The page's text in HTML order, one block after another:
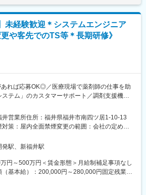
に部材品質異常の未然防止に努めるとともに、
影響最少化の方策を社内外関係者と協議し、
向付けを行う。 また、パートナー企業の経営
供給、災害・地政学等のリスクをアセスメン
構築する。
生産活動の安定化と収支改善に向けた部材の入
請法（取適法）を始めとした各種法令・CSR
それらを率先垂範する。
高度化：購買及び購買管理のオペレーション
課題抽出と改善施策を検討し、ITツール等を活
びに最適な仕組み/プロセスを構築/導入する。
）改善のため、社内外の先進的な取組みも参考
を講じる。
未経験歓迎＊システムエンジニア
や客先でのTS等＊長期研修》
あれば応募OK◎／医療現場で薬剤師の仕事を助
ステム」のカスタマーサポート／調剤支援機
販売している大型IoT製品や薬剤システムの運
ステムエンジニア職となっております。未経験
る事に加えて、メーカー直雇用という貴重な
ます。IT領域へキャリアチェンジされたい方歓
井営業所住所：福井県福井市南四ツ居1-10-13
策：屋内全面禁煙変更の範囲：会社の定める
ーク含む）
駅、新福井駅
円～500万円＜賃金形態＞月給制補足事項なし
（基本給）：200,000円～280,000円固定残業手